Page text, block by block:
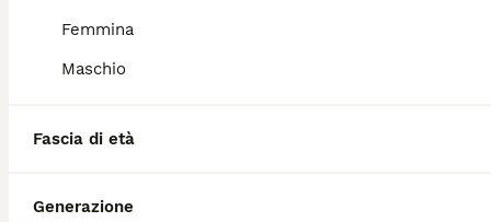
Femmina
Maschio
Fascia di età
Generazione
base a fattori come il pedigree, la
Quanto dura la vita di un
Pastore Dellanatolia?